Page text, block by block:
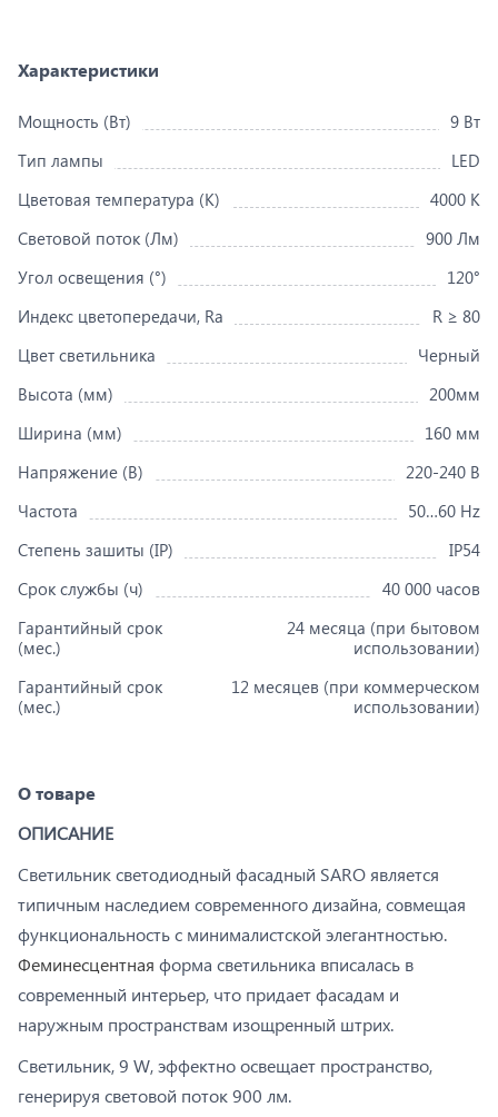
Характеристики
Мощность (Вт)
9 Вт
Тип лампы
LED
Цветовая температура (K)
4000 K
Световой поток (Лм)
900 Лм
Угол освещения (°)
120°
Индекс цветопередачи, Ra
R ≥ 80
Цвет светильника
Черный
Высота (мм)
200мм
Ширина (мм)
160 мм
Напряжение (В)
220-240 В
Частота
50…60 Hz
Степень зашиты (IP)
IP54
Срок службы (ч)
40 000 часов
Гарантийный срок
(мес.)
24 месяца (при бытовом
использовании)
Гарантийный срок
(мес.)
12 месяцев (при коммерческом
использовании)
О товаре
ОПИСАНИЕ
Светильник светодиодный фасадный SARO является
типичным наследием современного дизайна, совмещая
функциональность с минималистской элегантностью.
Феминесцентная форма светильника вписалась в
современный интерьер, что придает фасадам и
наружным пространствам изощренный штрих.
Светильник, 9 W, эффектно освещает пространство,
генерируя световой поток 900 лм.